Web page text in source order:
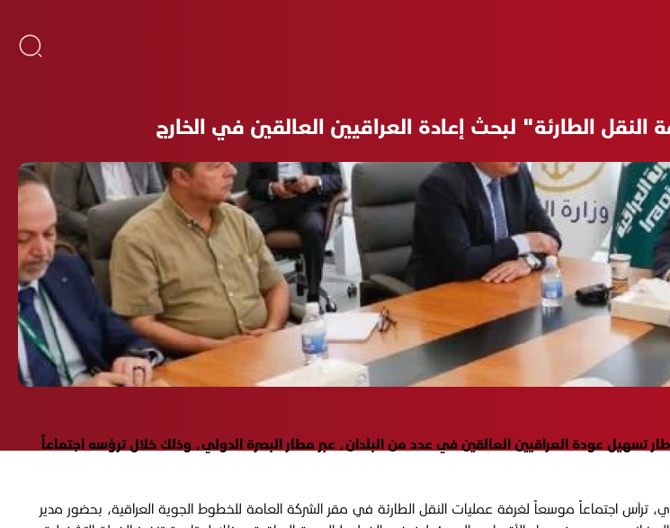
الطارئة" لبحث إعادة العراقيين العالقين في الخارج
الاثنين 16 حزيران 2025، حزمة توجيهات، في إطار تسهيل عودة العراقيين العالقين في عدد من البلدان، عبر مطار البصرة الدولي، وذلك خلال ترؤسه اجتماعاً
ترأس اجتماعاً موسعاً لغرفة عمليات النقل الطارئة في مقر الشركة العامة للخطوط الجوية العراقية، بحضور مدير